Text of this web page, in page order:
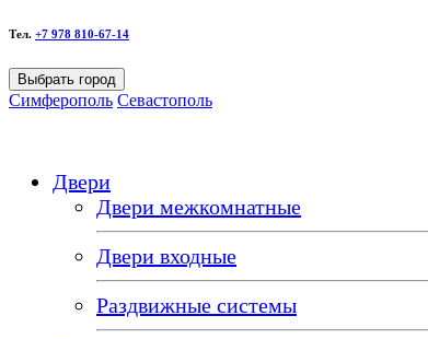
Тел. +7 978 810-67-14
Выбрать город
Симферополь Севастополь
Двери
Двери межкомнатные
Двери входные
Раздвижные системы